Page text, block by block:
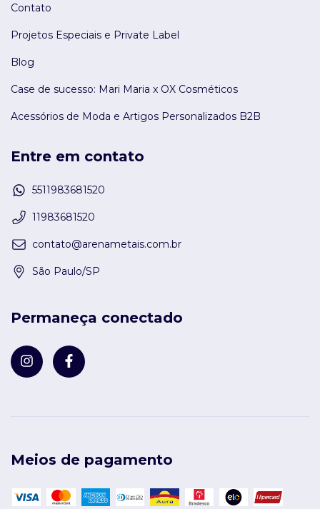
Contato
Projetos Especiais e Private Label
Blog
Case de sucesso: Mari Maria x OX Cosméticos
Acessórios de Moda e Artigos Personalizados B2B
Entre em contato
5511983681520
11983681520
contato@arenametais.com.br
São Paulo/SP
Permaneça conectado
Meios de pagamento